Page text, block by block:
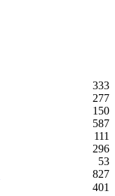
333
277
150
587
111
296
53
827
401